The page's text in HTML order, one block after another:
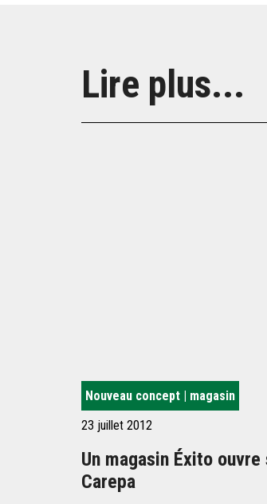
Lire plus...
Nouveau concept | magasin
23 juillet 2012
Un magasin Éxito
Carepa